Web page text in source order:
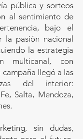
pública y sorteos
al sentimiento de
bajo el
la pasión nacional
la estrategia
multicanal, con
llegó a las
del interior:
Salta, Mendoza,
sin dudas,